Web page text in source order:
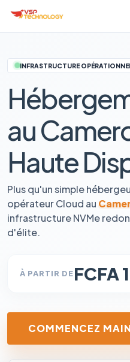
INFRASTRUCTURE
au
Haute
Plus qu'un simple
opérateur Cloud au
infrastructure NVMe
d'élite.
À PARTIR DEFCFA
COMMENCEZ